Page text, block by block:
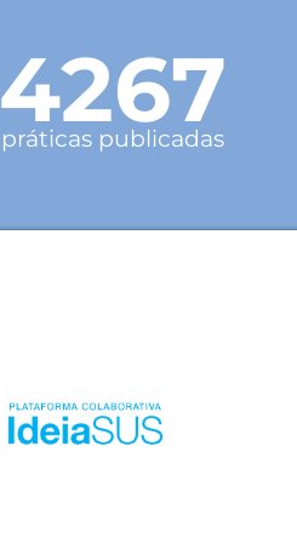
4267
práticas publicadas